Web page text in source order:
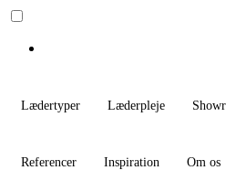
Lædertyper Læderpleje
Referencer Inspiration Om os